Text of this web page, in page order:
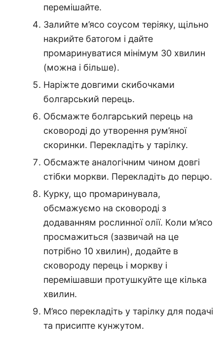
перемішайте.
Залийте м’ясо соусом теріяку, щільно
накрийте батогом і дайте
промаринуватися мінімум 30 хвилин
(можна і більше).
Наріжте довгими скибочками
болгарський перець.
Обсмажте болгарський перець на
сковороді до утворення рум’яної
скоринки. Перекладіть у тарілку.
Обсмажте аналогічним чином довгі
стібки моркви. Перекладіть до перцю.
Курку, що промаринувала,
обсмажуємо на сковороді з
додаванням рослинної олії. Коли м’ясо
просмажиться (зазвичай на це
потрібно 10 хвилин), додайте в
сковороду перець і моркву і
перемішавши протушкуйте ще кілька
хвилин.
М’ясо перекладіть у тарілку для подачі
та присипте кунжутом.